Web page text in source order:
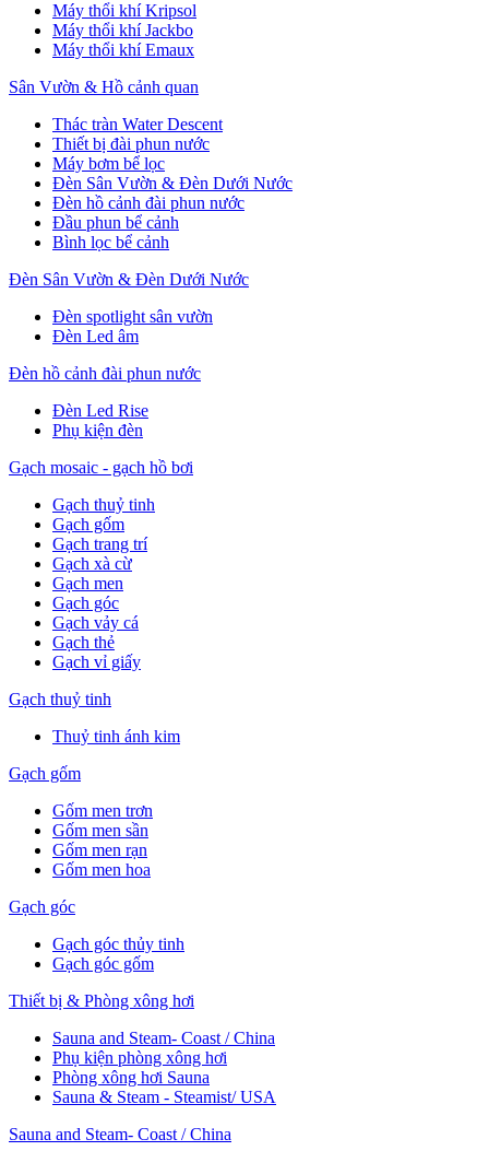
Máy thổi khí Kripsol
Máy thổi khí Jackbo
Máy thổi khí Emaux
Sân Vườn & Hồ cảnh quan
Thác tràn Water Descent
Thiết bị đài phun nước
Máy bơm bể lọc
Đèn Sân Vườn & Đèn Dưới Nước
Đèn hồ cảnh đài phun nước
Đầu phun bể cảnh
Bình lọc bể cảnh
Đèn Sân Vườn & Đèn Dưới Nước
Đèn spotlight sân vườn
Đèn Led âm
Đèn hồ cảnh đài phun nước
Đèn Led Rise
Phụ kiện đèn
Gạch mosaic - gạch hồ bơi
Gạch thuỷ tinh
Gạch gốm
Gạch trang trí
Gạch xà cừ
Gạch men
Gạch góc
Gạch vảy cá
Gạch thẻ
Gạch vỉ giấy
Gạch thuỷ tinh
Thuỷ tinh ánh kim
Gạch gốm
Gốm men trơn
Gốm men sần
Gốm men rạn
Gốm men hoa
Gạch góc
Gạch góc thủy tinh
Gạch góc gốm
Thiết bị & Phòng xông hơi
Sauna and Steam- Coast / China
Phụ kiện phòng xông hơi
Phòng xông hơi Sauna
Sauna & Steam - Steamist/ USA
Sauna and Steam- Coast / China